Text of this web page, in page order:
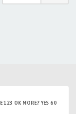
123 OK MORE? YES 60